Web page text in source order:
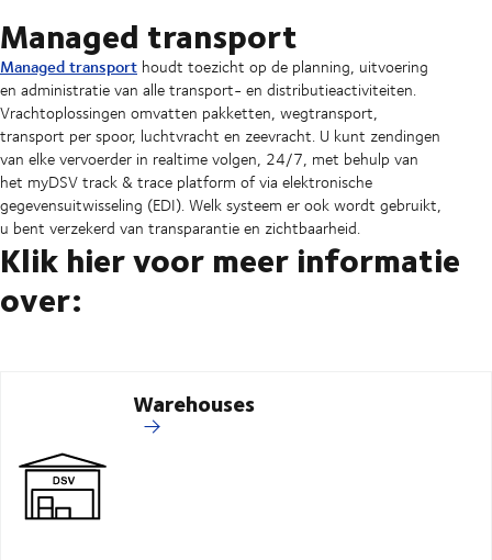
Managed transport
Managed transport houdt toezicht op de planning, uitvoering
en administratie van alle transport- en distributieactiviteiten.
Vrachtoplossingen omvatten pakketten, wegtransport,
transport per spoor, luchtvracht en zeevracht. U kunt zendingen
van elke vervoerder in realtime volgen, 24/7, met behulp van
het myDSV track & trace platform of via elektronische
gegevensuitwisseling (EDI). Welk systeem er ook wordt gebruikt,
u bent verzekerd van transparantie en zichtbaarheid.
Klik hier voor meer informatie
over:
Warehouses